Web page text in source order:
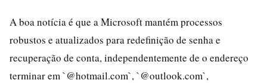
A boa notícia é que a Microsoft mantém processos
robustos e atualizados para redefinição de senha e
recuperação de conta, independentemente de o endereço
terminar em `@hotmail.com`, `@outlook.com`,